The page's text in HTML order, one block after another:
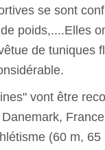
se sont
poids,....Elles
de tuniques
vont être
(60 m,